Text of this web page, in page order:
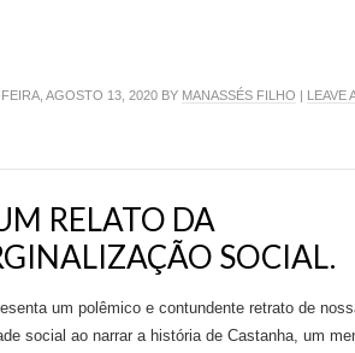
AGOSTO 13, 2020 BY MANASSÉS FILHO
LEAVE
RELATO DA
SOCIAL.
um polêmico e contundente retrato de
social ao narrar a história de Castanha, um